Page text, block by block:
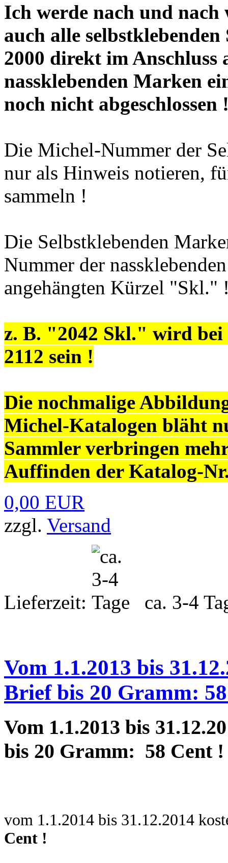
Ich werde nach und nach
auch alle
2000 direkt im Anschluss
nassklebenden Marken
noch nicht abgeschlossen
Die Michel-Nummer der
nur als Hinweis notieren,
sammeln !
Die Selbstklebenden
Nummer der
angehängten Kürzel "Skl."
z. B. "2042 Skl." wird
2112 sein !
Die nochmalige
Michel-Katalogen bläht
Sammler verbringen
Auffinden der Katalog-
0,00 EUR
zzgl. Versand
Lieferzeit: ca. 3-4
Vom 1.1.2013 bis
Brief bis 20 Gramm:
Vom 1.1.2013 bis
bis 20 Gramm: 58 Cent !
vom 1.1.2014 bis 31.12.2014
Cent !